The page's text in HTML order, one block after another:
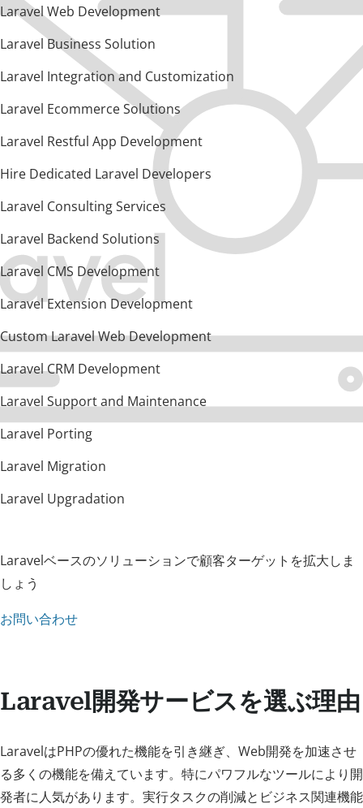
Laravel Web Development
Laravel Business Solution
Laravel Integration and Customization
Laravel Ecommerce Solutions
Laravel Restful App Development
Hire Dedicated Laravel Developers
Laravel Consulting Services
Laravel Backend Solutions
Laravel CMS Development
Laravel Extension Development
Custom Laravel Web Development
Laravel CRM Development
Laravel Support and Maintenance
Laravel Porting
Laravel Migration
Laravel Upgradation
Laravelベースのソリューションで顧客ターゲットを拡大しま
しょう
お問い合わせ
Laravel開発サービスを選ぶ理由
LaravelはPHPの優れた機能を引き継ぎ、Web開発を加速させ
る多くの機能を備えています。特にパワフルなツールにより開
発者に人気があります。実行タスクの削減とビジネス関連機能